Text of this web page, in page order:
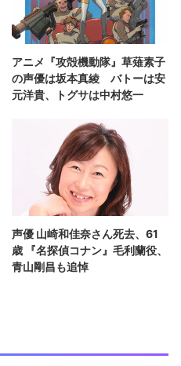
アニメ『攻殻機動隊』草薙素子
の声優は坂本真綾 バトーは安
元洋貴、トグサは中村悠一
声優 山崎和佳奈さん死去、61
歳 『名探偵コナン』毛利蘭役、
青山剛昌も追悼